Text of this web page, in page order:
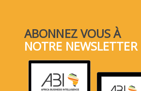
ABONNEZ VOUS À
NOTRE NEWSLETTER